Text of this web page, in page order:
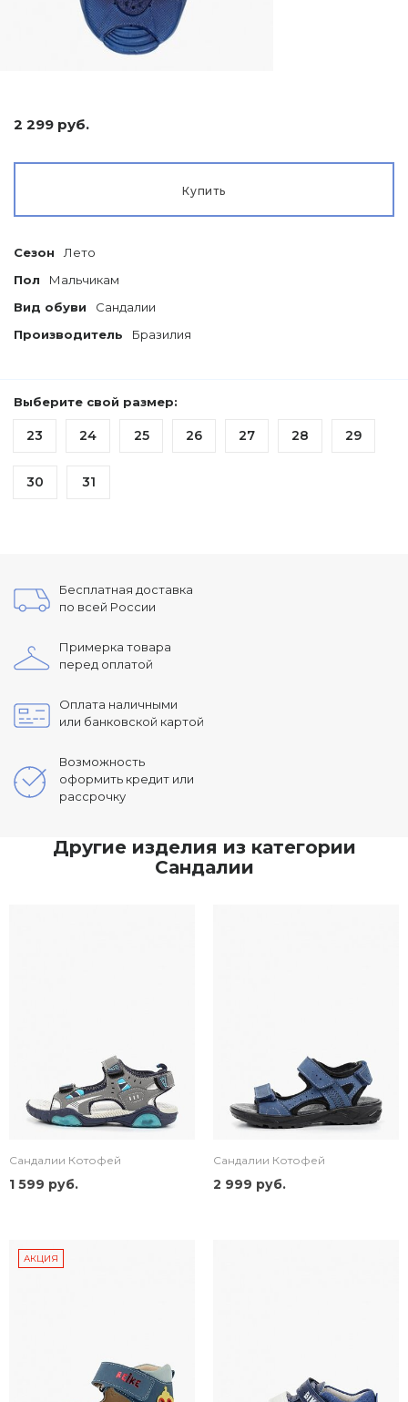
2 299 руб.
Купить
Сезон
Лето
Пол
Мальчикам
Вид обуви
Сандалии
Производитель
Бразилия
Выберите свой размер:
23 24 25 26 27 28 29
30 31
Бесплатная доставка
по всей России
Примерка товара
перед оплатой
Оплата наличными
или банковской картой
Возможность
оформить кредит или
рассрочку
Другие изделия из категории
Сандалии
Сандалии Котофей
1 599 руб.
Сандалии Котофей
2 999 руб.
АКЦИЯ